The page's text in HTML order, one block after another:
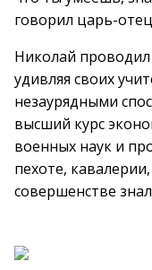
говорил царь-
Николай
удивляя своих
незаурядными
высший курс
военных наук и
пехоте,
совершенстве